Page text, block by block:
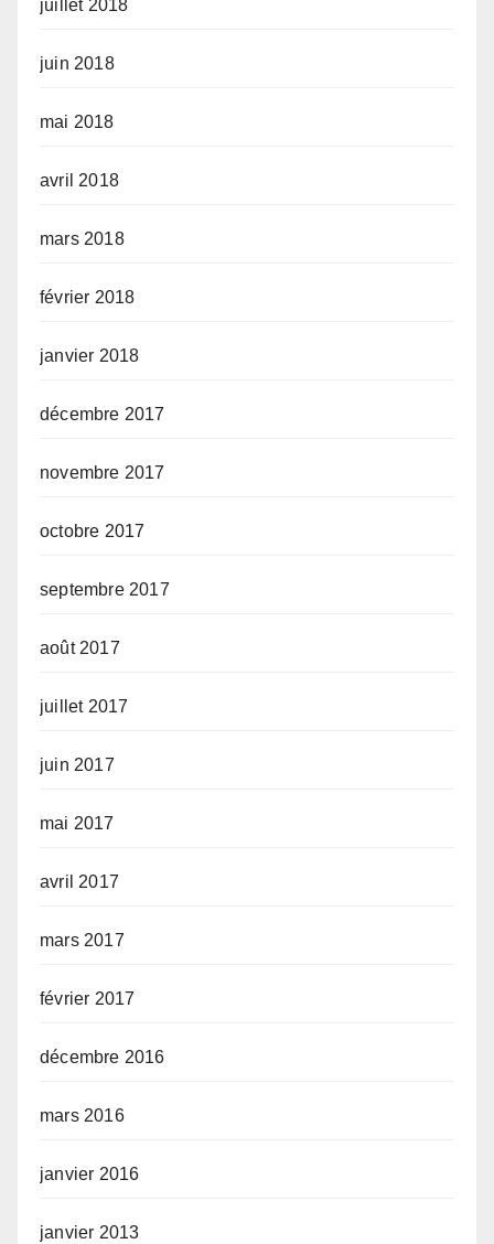
juillet 2018
juin 2018
mai 2018
avril 2018
mars 2018
février 2018
janvier 2018
décembre 2017
novembre 2017
octobre 2017
septembre 2017
août 2017
juillet 2017
juin 2017
mai 2017
avril 2017
mars 2017
février 2017
décembre 2016
mars 2016
janvier 2016
janvier 2013